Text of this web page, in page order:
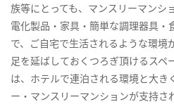
族等にとっても、マンスリーマンシ
電化製品・家具・簡単な調理器具・
で、ご自宅で生活されるような環境
足を延ばしておくつろぎ頂けるスペ
は、ホテルで連泊される環境と大き
ー・マンスリーマンションが支持さ